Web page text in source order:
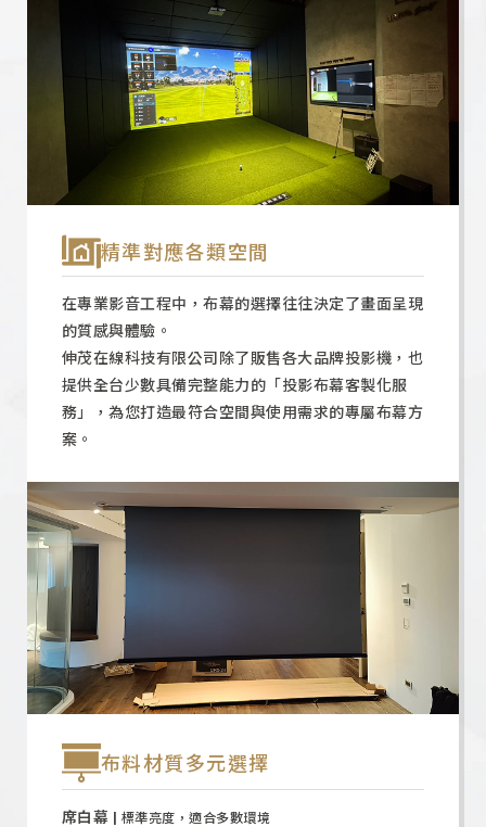
精準對應各類空間
在專業影音工程中，布幕的選擇往往決定了畫面呈現
的質感與體驗。
伸茂在線科技有限公司除了販售各大品牌投影機，也
提供全台少數具備完整能力的「投影布幕客製化服
務」，為您打造最符合空間與使用需求的專屬布幕方
案。
布料材質多元選擇
席白幕 | 標準亮度，適合多數環境